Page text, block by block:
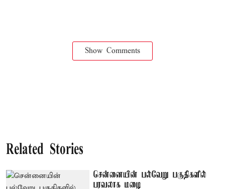
Show Comments
Related Stories
சென்னையின் பல்வேறு பகுதிகளில்
பரவலாக மழை